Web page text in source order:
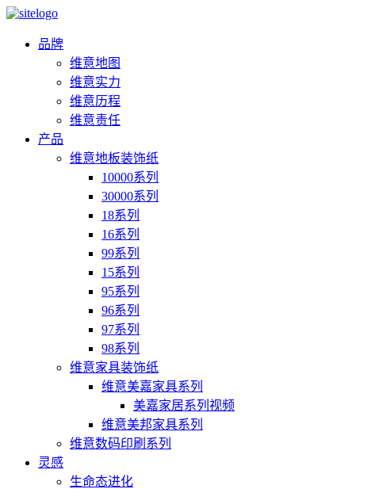
品牌
维意地图
维意实力
维意历程
维意责任
产品
维意地板装饰纸
10000系列
30000系列
18系列
16系列
99系列
15系列
95系列
96系列
97系列
98系列
维意家具装饰纸
维意美嘉家具系列
美嘉家居系列视频
维意美邦家具系列
维意数码印刷系列
灵感
生命态进化